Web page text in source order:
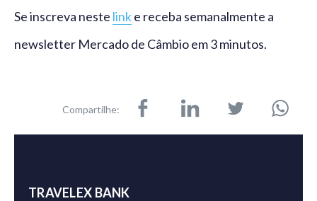
Se inscreva neste linke receba semanalmente a
newsletter Mercado de Câmbio em 3 minutos.
Compartilhe:
TRAVELEX BANK